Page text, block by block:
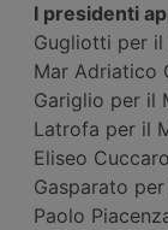
I presidenti
Gugliotti per il
Mar Adriatico
Gariglio per il
Latrofa per il
Eliseo
Gasparato
Paolo